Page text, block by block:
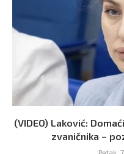
(VIDEO) Laković:
zvaničnika –
Petak,